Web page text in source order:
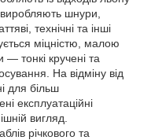
шнури,
технічні та інші
міцністю, малою
— тонкі кручені та
На відміну від
для більш
експлуатаційні
вигляд.
річкового та